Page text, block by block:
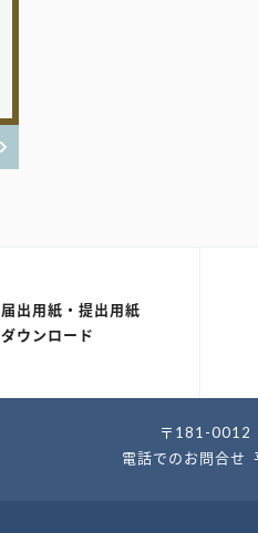
届出用紙・提出用紙
ダウンロード
〒181-0012
電話でのお問合せ